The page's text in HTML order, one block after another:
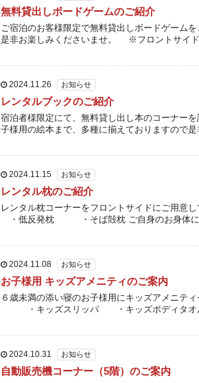
無料貸出しボードゲームのご紹介
ご宿泊のお客様限定で無料貸出しボードゲーム
是非お楽しみくださいませ。 ※フロントサイド
2024.11.26 お知らせ
レンタルブックのご紹介
宿泊者様限定にて、無料貸し出し本のコーナー
子様用の絵本まで、多種に揃えておりますので是
2024.11.15 お知らせ
レンタル枕のご紹介
レンタル枕コーナーをフロントサイドにご
・低反発枕 ・そば殻枕 ご自身のお身体に
2024.11.08 お知らせ
お子様用 キッズアメニティのご案内
６歳未満の添い寝のお子様用にキッズアメニテ
・キッズスリッパ ・キッズボディタオ
2024.10.31 お知らせ
自動販売機コーナー（5階）のご案内